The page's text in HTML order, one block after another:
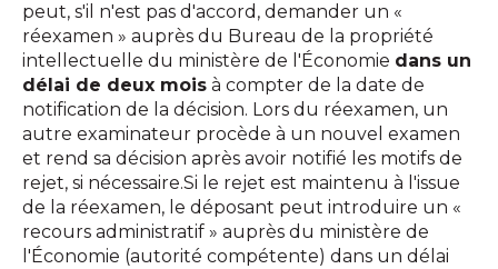
peut, s'il n'est pas d'accord, demander un «
réexamen » auprès du Bureau de la propriété
intellectuelle du ministère de l'Économie dans un
délai de deux mois à compter de la date de
notification de la décision. Lors du réexamen, un
autre examinateur procède à un nouvel examen
et rend sa décision après avoir notifié les motifs de
rejet, si nécessaire.Si le rejet est maintenu à l'issue
de la réexamen, le déposant peut introduire un «
recours administratif » auprès du ministère de
l'Économie (autorité compétente) dans un délai